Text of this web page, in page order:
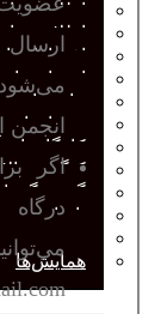
اطلاعیه‌ها
افتخارات
انتصاب‌ها
بیانیه‌ها
کنگره
گفت‌وگوها
یادداشت
مجمع
همایش‌ها
انجمن
اگر